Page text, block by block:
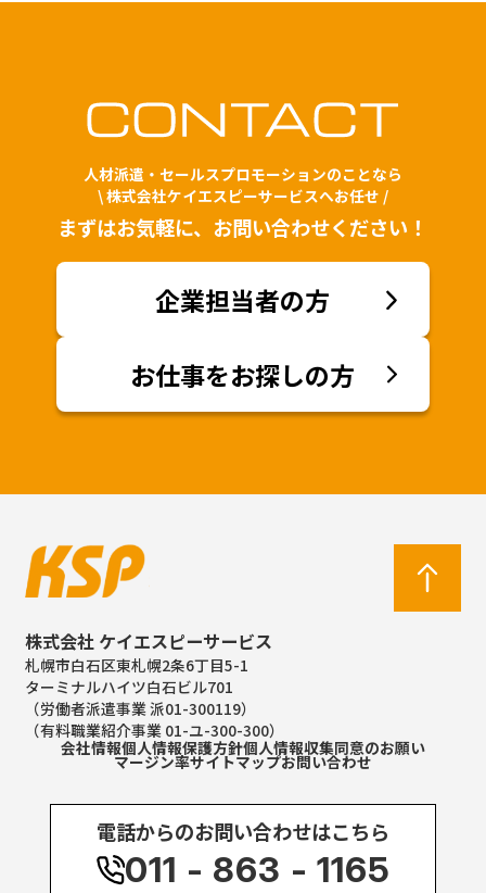
人材派遣・セールスプロモーションのことなら
\ 株式会社ケイエスピーサービスへお任せ /
まずはお気軽に、お問い合わせください！
企業担当者の方
お仕事をお探しの方
株式会社 ケイエスピーサービス
札幌市白石区東札幌2条6丁目5-1
ターミナルハイツ白石ビル701
（労働者派遣事業 派01-300119）
（有料職業紹介事業 01-ユ-300-300）
会社情報個人情報保護方針個人情報収集同意のお願い
マージン率サイトマップお問い合わせ
電話からのお問い合わせはこちら
011 - 863 - 1165